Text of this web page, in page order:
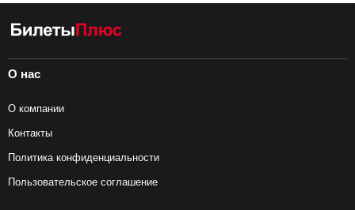
О нас
О компании
Контакты
Политика конфиденциальности
Пользовательское соглашение